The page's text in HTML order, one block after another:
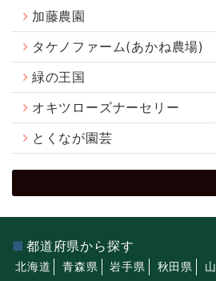
加藤農園
タケノファーム(あかね農場)
緑の王国
オキツローズナーセリー
とくなが園芸
都道府県から探す
北海道 青森県 岩手県 秋田県